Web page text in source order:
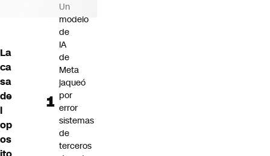
La
ca
sa
de
l
op
os
Un
modelo
de
IA
de
Meta
jaqueó
por
error
sistemas
de
terceros